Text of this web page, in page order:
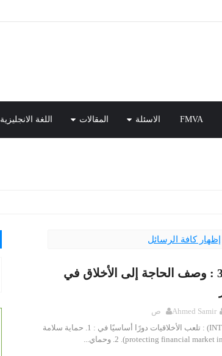
FMVA الاسئلة المقالات اللغة الانجليزية
إظهار كافة الرسائل
المحاضرة رقم 3 : وصف الحاجة إلى الأخلاق في
Ahmed Samir
المقدمة (INTRODUCTION) : تلعب الأخلاقيات دورًا أساسيًا في : 1. حماية سلامة